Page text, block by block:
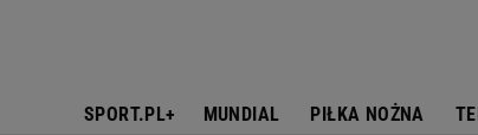
SPORT.PL+ MUNDIAL PIŁKA NOŻNA